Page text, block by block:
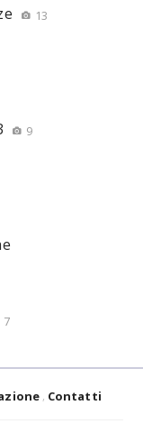
13
9
7
Contatti